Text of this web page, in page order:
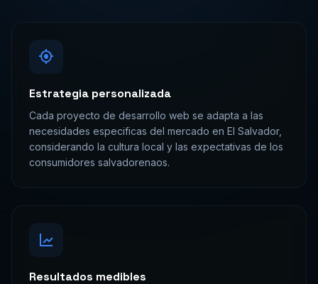
Estrategia personalizada
Cada proyecto de desarrollo web se adapta a las
necesidades especificas del mercado en El Salvador,
considerando la cultura local y las expectativas de los
consumidores salvadorenaos.
Resultados medibles